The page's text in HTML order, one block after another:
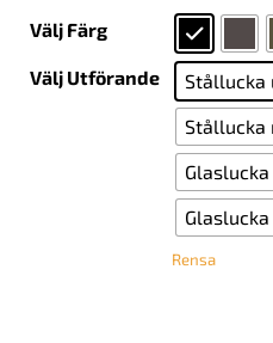
Välj Färg
Välj Utförande
Stållucka
Stållucka
Rensa